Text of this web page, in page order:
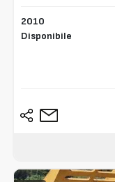
2010
Disponibile